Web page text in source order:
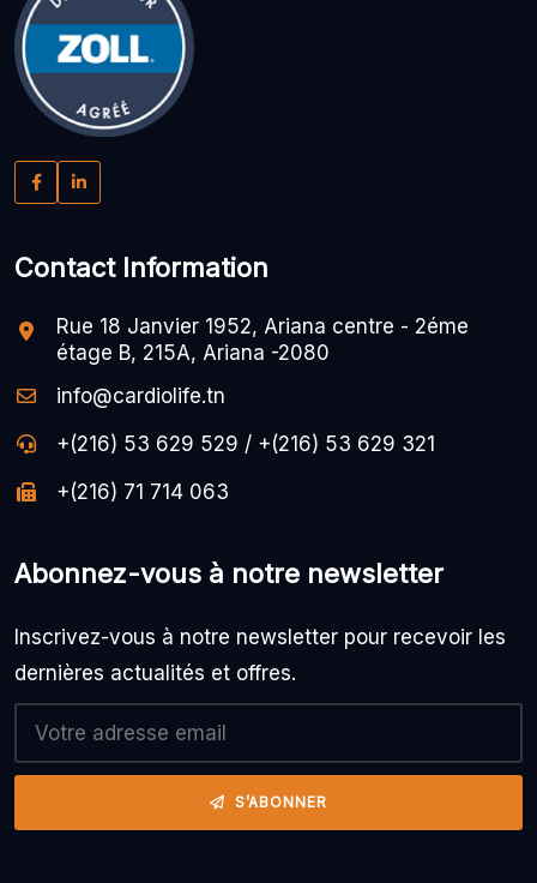
Contact Information
Rue 18 Janvier 1952, Ariana centre - 2éme
étage B, 215A, Ariana -2080
info@cardiolife.tn
+(216) 53 629 529 / +(216) 53 629 321
+(216) 71 714 063
Abonnez-vous à notre newsletter
Inscrivez-vous à notre newsletter pour recevoir les
dernières actualités et offres.
S’ABONNER